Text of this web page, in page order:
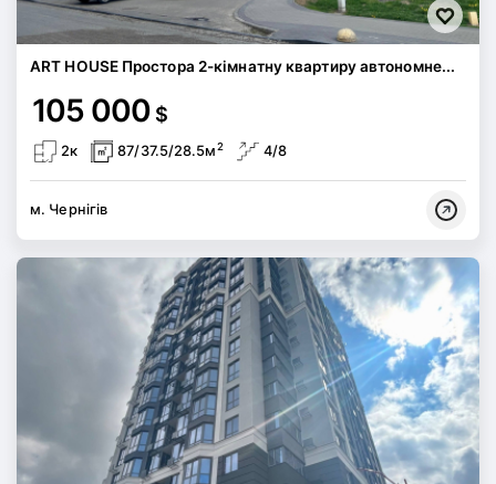
ART HOUSE Простора 2-кімнатну квартиру автономне...
105 000 $
2к 87/37.5/28.5м2 4/8
м. Чернігів